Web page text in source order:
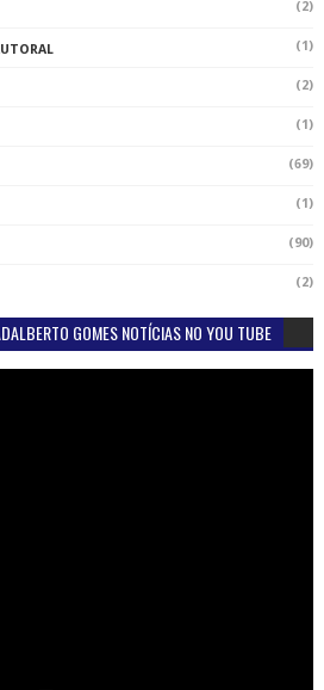
(2)
(1)
(2)
(1)
(69)
(1)
(90)
(2)
GOMES NOTÍCIAS NO YOU TUBE